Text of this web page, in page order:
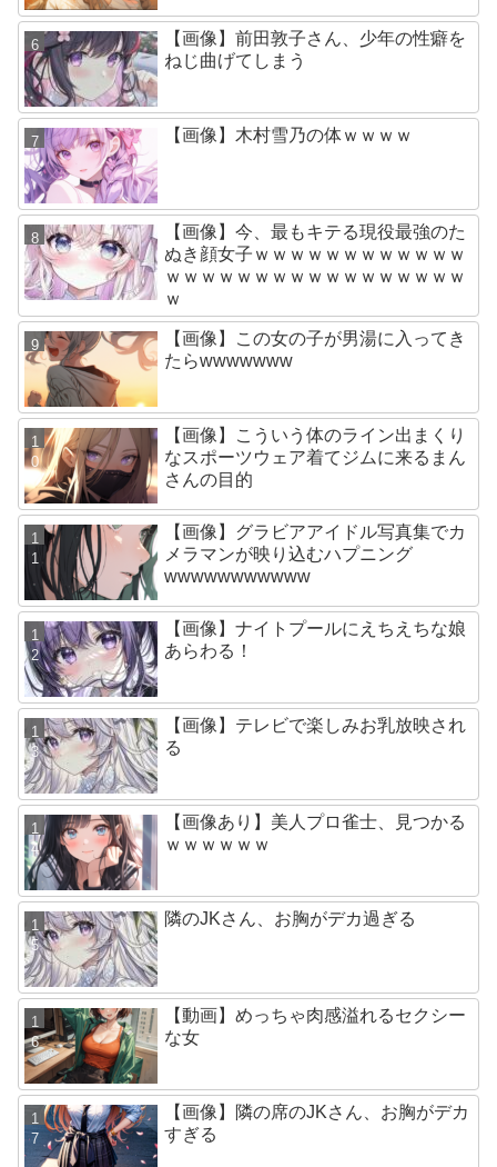
【画像】前田敦子さん、少年の性癖を
ねじ曲げてしまう
【画像】木村雪乃の体ｗｗｗｗ
【画像】今、最もキテる現役最強のた
ぬき顔女子ｗｗｗｗｗｗｗｗｗｗｗｗ
ｗｗｗｗｗｗｗｗｗｗｗｗｗｗｗｗｗ
ｗ
【画像】この女の子が男湯に入ってき
たらwwwwwww
【画像】こういう体のライン出まくり
なスポーツウェア着てジムに来るまん
さんの目的
【画像】グラビアアイドル写真集でカ
メラマンが映り込むハプニング
wwwwwwwwwww
【画像】ナイトプールにえちえちな娘
あらわる！
【画像】テレビで楽しみお乳放映され
る
【画像あり】美人プロ雀士、見つかる
ｗｗｗｗｗｗ
隣のJKさん、お胸がデカ過ぎる
【動画】めっちゃ肉感溢れるセクシー
な女
【画像】隣の席のJKさん、お胸がデカ
すぎる